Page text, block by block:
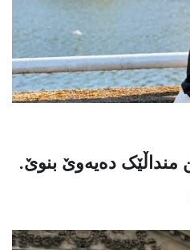
منداڵێک دەیەوێ بنوێ.